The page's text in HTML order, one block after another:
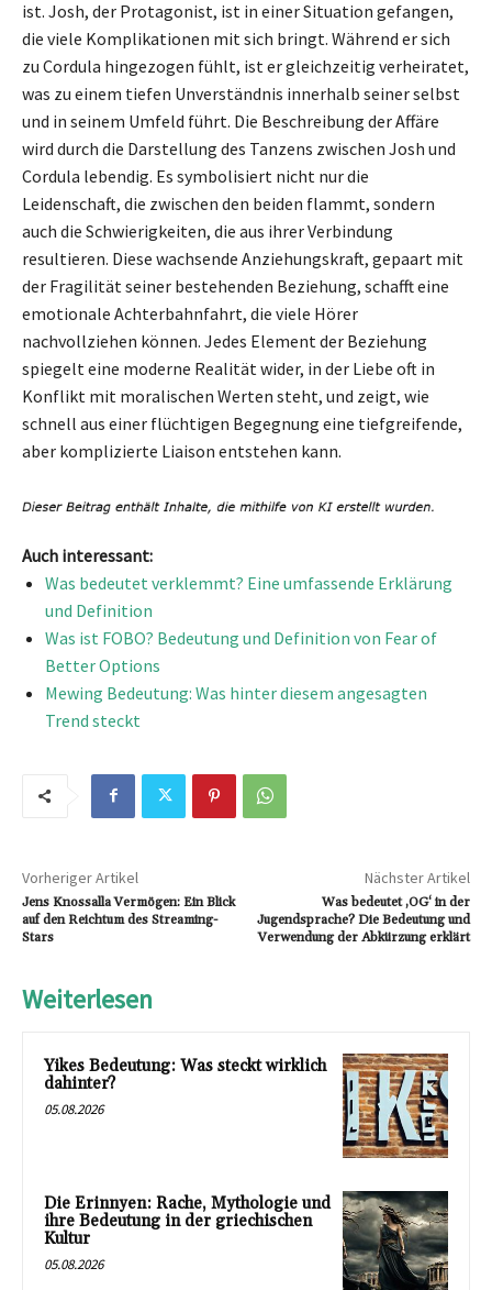
ist. Josh, der Protagonist, ist in einer Situation gefangen,
die viele Komplikationen mit sich bringt. Während er sich
zu Cordula hingezogen fühlt, ist er gleichzeitig verheiratet,
was zu einem tiefen Unverständnis innerhalb seiner selbst
und in seinem Umfeld führt. Die Beschreibung der Affäre
wird durch die Darstellung des Tanzens zwischen Josh und
Cordula lebendig. Es symbolisiert nicht nur die
Leidenschaft, die zwischen den beiden flammt, sondern
auch die Schwierigkeiten, die aus ihrer Verbindung
resultieren. Diese wachsende Anziehungskraft, gepaart mit
der Fragilität seiner bestehenden Beziehung, schafft eine
emotionale Achterbahnfahrt, die viele Hörer
nachvollziehen können. Jedes Element der Beziehung
spiegelt eine moderne Realität wider, in der Liebe oft in
Konflikt mit moralischen Werten steht, und zeigt, wie
schnell aus einer flüchtigen Begegnung eine tiefgreifende,
aber komplizierte Liaison entstehen kann.
Auch interessant:
Was bedeutet verklemmt? Eine umfassende Erklärung
und Definition
Was ist FOBO? Bedeutung und Definition von Fear of
Better Options
Mewing Bedeutung: Was hinter diesem angesagten
Trend steckt
Vorheriger Artikel
Jens Knossalla Vermögen: Ein Blick
auf den Reichtum des Streaming-
Stars
Nächster Artikel
Was bedeutet ‚OG‘ in der
Jugendsprache? Die Bedeutung und
Verwendung der Abkürzung erklärt
Weiterlesen
Yikes Bedeutung: Was steckt wirklich
dahinter?
05.08.2026
Die Erinnyen: Rache, Mythologie und
ihre Bedeutung in der griechischen
Kultur
05.08.2026